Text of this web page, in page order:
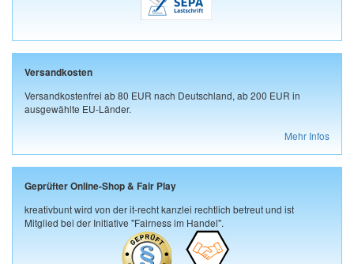
Versandkosten
Versandkostenfrei ab 80 EUR nach Deutschland, ab 200 EUR in
ausgewählte EU-Länder.
Mehr Infos
Geprüfter Online-Shop & Fair Play
kreativbunt wird von der it-recht kanzlei rechtlich betreut und ist
Mitglied bei der Initiative "Fairness im Handel".